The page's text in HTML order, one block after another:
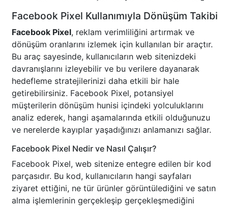
Facebook Pixel Kullanımıyla Dönüşüm Takibi
Facebook Pixel, reklam verimliliğini artırmak ve
dönüşüm oranlarını izlemek için kullanılan bir araçtır.
Bu araç sayesinde, kullanıcıların web sitenizdeki
davranışlarını izleyebilir ve bu verilere dayanarak
hedefleme stratejilerinizi daha etkili bir hale
getirebilirsiniz. Facebook Pixel, potansiyel
müşterilerin dönüşüm hunisi içindeki yolculuklarını
analiz ederek, hangi aşamalarında etkili olduğunuzu
ve nerelerde kayıplar yaşadığınızı anlamanızı sağlar.
Facebook Pixel Nedir ve Nasıl Çalışır?
Facebook Pixel, web sitenize entegre edilen bir kod
parçasıdır. Bu kod, kullanıcıların hangi sayfaları
ziyaret ettiğini, ne tür ürünler görüntülediğini ve satın
alma işlemlerinin gerçekleşip gerçekleşmediğini